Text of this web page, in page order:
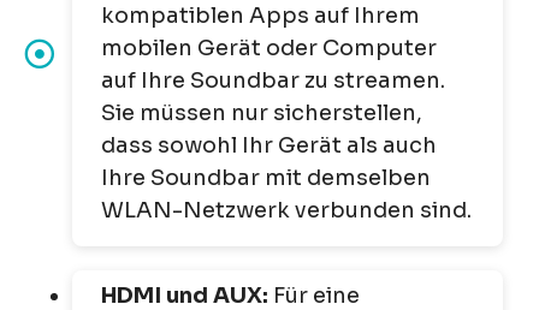
kompatiblen Apps auf Ihrem
mobilen Gerät oder Computer
auf Ihre Soundbar zu streamen.
Sie müssen nur sicherstellen,
dass sowohl Ihr Gerät als auch
Ihre Soundbar mit demselben
WLAN-Netzwerk verbunden sind.
HDMI und AUX: Für eine